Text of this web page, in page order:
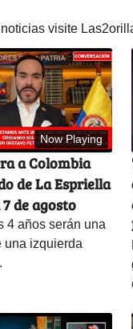
visite
Now Playing
a Colombia
de La Espriella
de agosto
4 años serán una
una izquierda